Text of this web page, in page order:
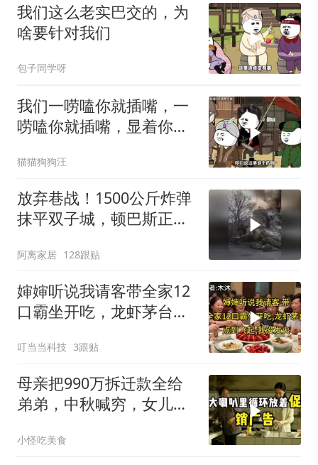
我们这么老实巴交的，为
啥要针对我们
包子同学呀
我们一唠嗑你就插嘴，一
唠嗑你就插嘴，显着你
猫猫狗狗汪
放弃巷战！1500公斤炸弹
抹平双子城，顿巴斯正变
阿离家居 128跟贴
婶婶听说我请客带全家12
口霸坐开吃，龙虾茅台点
叮当当科技 3跟贴
母亲把990万拆迁款全给
弟弟，中秋喊穷，女儿笑
小怪吃美食